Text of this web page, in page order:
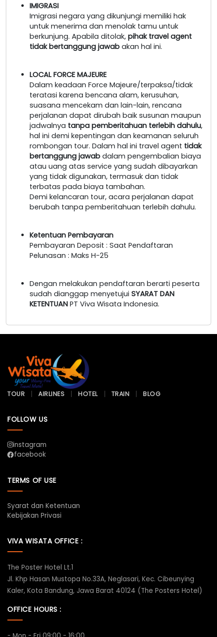
IMIGRASI
Imigrasi negara yang dikunjungi memiliki hak
untuk menerima dan menolak tamu untuk
berkunjung. Apabila ditolak, pihak travel agent
tidak bertanggung jawab akan hal ini.
LOCAL FORCE MAJEURE
Dalam keadaan Force Majeure/terpaksa/tidak
teratasi karena bencana alam, kerusuhan,
suasana mencekam dan lain-lain, rencana
perjalanan dapat dirubah baik susunan maupun
jadwalnya tanpa pemberitahuan terlebih dahulu,
hal ini demi kepentingan dan keamanan seluruh
rombongan tour. Dalam hal ini travel agent tidak
bertanggung jawab dalam pengembalian biaya
atau uang atas service yang sudah dibayarkan
yang tidak digunakan, termasuk dan tidak
terbatas pada biaya tambahan.
Demi kelancaran tour, acara perjalanan dapat
berubah tanpa pemberitahuan terlebih dahulu.
Ketentuan Pembayaran
Pembayaran Deposit : Saat Pendaftaran
Pelunasan : Maks H-25
Dengan melakukan pendaftaran berarti peserta
sudah dianggap menyetujui SYARAT DAN
KETENTUAN PT Viva Wisata Indonesia.
TOUR AIRLINES HOTEL TRAIN BLOG
FOLLOW US
instagram
facebook
TERMS OF USE
Syarat dan Ketentuan
Kebijakan Privasi
VIVA WISATA OFFICE :
The Poster Hotel Lt.1
Jl. Khp Hasan Mustopa No.33A, Neglasari, Kec. Cibeunying
Kaler, Kota Bandung, Jawa Barat 40124 (The Posters Hotel)
OFFICE HOURS :